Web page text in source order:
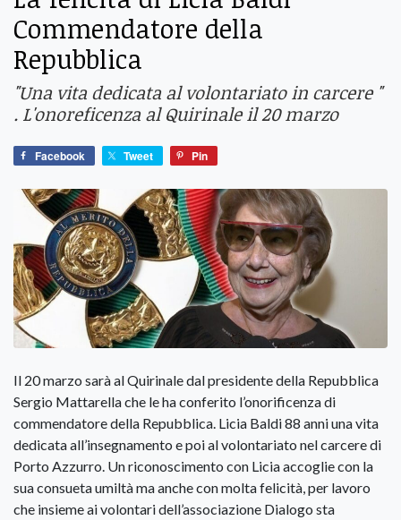
Commendatore della
Repubblica
"Una vita dedicata al volontariato in carcere "
. L'onoreficenza al Quirinale il 20 marzo
Facebook Tweet Pin
Il 20 marzo sarà al Quirinale dal presidente della Repubblica
Sergio Mattarella che le ha conferito l’onorificenza di
commendatore della Repubblica. Licia Baldi 88 anni una vita
dedicata all’insegnamento e poi al volontariato nel carcere di
Porto Azzurro. Un riconoscimento con Licia accoglie con la
sua consueta umiltà ma anche con molta felicità, per lavoro
che insieme ai volontari dell’associazione Dialogo sta